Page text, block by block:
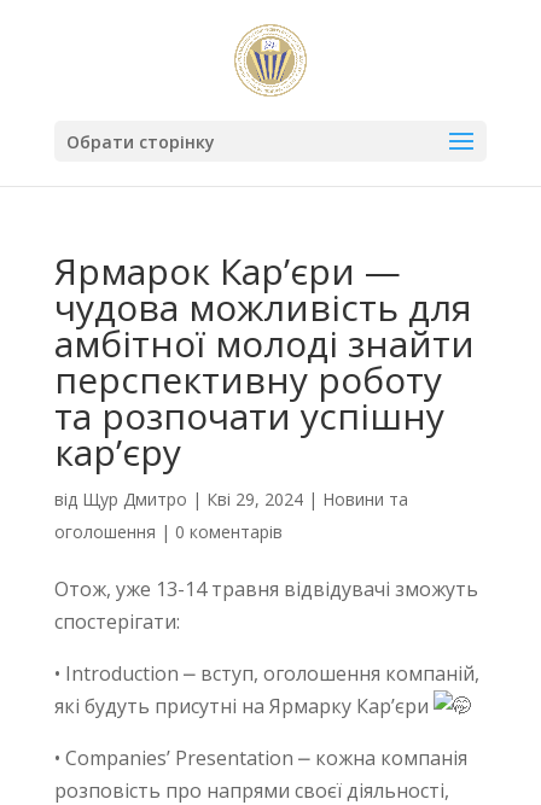
Обрати сторінку
Ярмарок Кар’єри —
чудова можливість для
амбітної молоді знайти
перспективну роботу
та розпочати успішну
кар’єру
від Щур Дмитро | Кві 29, 2024| Новини та
оголошення | 0 коментарів
Отож, уже 13-14 травня відвідувачі зможуть
спостерігати:
• Introduction ⎼ вступ, оголошення компаній,
які будуть присутні на Ярмарку Кар’єри
• Companies’ Presentation ⎼ кожна компанія
розповість про напрями своєї діяльності,